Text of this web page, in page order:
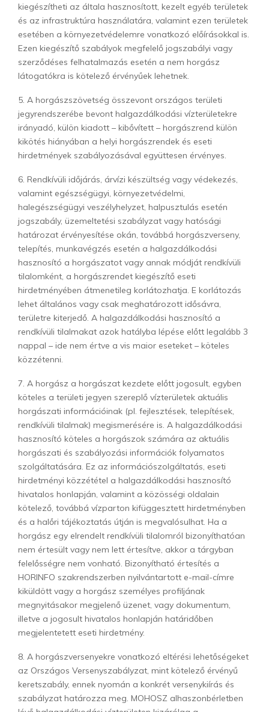
kiegészítheti az általa hasznosított, kezelt egyéb területek
és az infrastruktúra használatára, valamint ezen területek
esetében a környezetvédelemre vonatkozó előírásokkal is.
Ezen kiegészítő szabályok megfelelő jogszabályi vagy
szerződéses felhatalmazás esetén a nem horgász
látogatókra is kötelező érvényűek lehetnek.
5. A horgászszövetség összevont országos területi
jegyrendszerébe bevont halgazdálkodási vízterületekre
irányadó, külön kiadott – kibővített – horgászrend külön
kikötés hiányában a helyi horgászrendek és eseti
hirdetmények szabályozásával együttesen érvényes.
6. Rendkívüli időjárás, árvízi készültség vagy védekezés,
valamint egészségügyi, környezetvédelmi,
halegészségügyi veszélyhelyzet, halpusztulás esetén
jogszabály, üzemeltetési szabályzat vagy hatósági
határozat érvényesítése okán, továbbá horgászverseny,
telepítés, munkavégzés esetén a halgazdálkodási
hasznosító a horgászatot vagy annak módját rendkívüli
tilalomként, a horgászrendet kiegészítő eseti
hirdetményében átmenetileg korlátozhatja. E korlátozás
lehet általános vagy csak meghatározott idősávra,
területre kiterjedő. A halgazdálkodási hasznosító a
rendkívüli tilalmakat azok hatályba lépése előtt legalább 3
nappal – ide nem értve a vis maior eseteket – köteles
közzétenni.
7. A horgász a horgászat kezdete előtt jogosult, egyben
köteles a területi jegyen szereplő vízterületek aktuális
horgászati információinak (pl. fejlesztések, telepítések,
rendkívüli tilalmak) megismerésére is. A halgazdálkodási
hasznosító köteles a horgászok számára az aktuális
horgászati és szabályozási információk folyamatos
szolgáltatására. Ez az információszolgáltatás, eseti
hirdetményi közzététel a halgazdálkodási hasznosító
hivatalos honlapján, valamint a közösségi oldalain
kötelező, továbbá vízparton kifüggesztett hirdetményben
és a halőri tájékoztatás útján is megvalósulhat. Ha a
horgász egy elrendelt rendkívüli tilalomról bizonyíthatóan
nem értesült vagy nem lett értesítve, akkor a tárgyban
felelősségre nem vonható. Bizonyítható értesítés a
HORINFO szakrendszerben nyilvántartott e-mail-címre
kiküldött vagy a horgász személyes profiljának
megnyitásakor megjelenő üzenet, vagy dokumentum,
illetve a jogosult hivatalos honlapján határidőben
megjelentetett eseti hirdetmény.
8. A horgászversenyekre vonatkozó eltérési lehetőségeket
az Országos Versenyszabályzat, mint kötelező érvényű
keretszabály, ennek nyomán a konkrét versenykiírás és
szabályzat határozza meg. MOHOSZ alhaszonbérletben